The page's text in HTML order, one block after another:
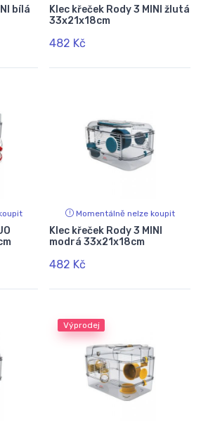
bílá
Klec křeček Rody 3 MINI žlutá
33x21x18cm
482 Kč
Momentálně nelze koupit
Klec křeček Rody 3 MINI
modrá 33x21x18cm
482 Kč
Výprodej